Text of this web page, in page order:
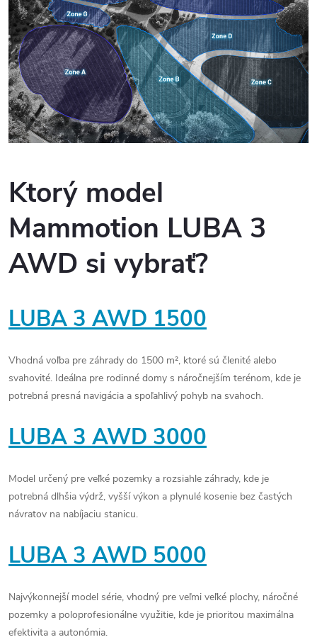
Ktorý model
Mammotion LUBA 3
AWD si vybrať?
LUBA 3 AWD 1500
Vhodná voľba pre záhrady do 1500 m², ktoré sú členité alebo
svahovité. Ideálna pre rodinné domy s náročnejším terénom, kde je
potrebná presná navigácia a spoľahlivý pohyb na svahoch.
LUBA 3 AWD 3000
Model určený pre veľké pozemky a rozsiahle záhrady, kde je
potrebná dlhšia výdrž, vyšší výkon a plynulé kosenie bez častých
návratov na nabíjaciu stanicu.
LUBA 3 AWD 5000
Najvýkonnejší model série, vhodný pre veľmi veľké plochy, náročné
pozemky a poloprofesionálne využitie, kde je prioritou maximálna
efektivita a autonómia.